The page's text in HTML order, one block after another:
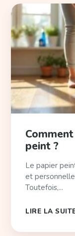
peint ?
Le papier
et
Toutefois,...
LIRE LA